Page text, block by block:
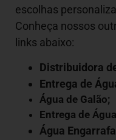
escolhas
Conheça nossos
links abaixo:
Distribuidora
Entrega de
Água de Galão;
Entrega de
Água